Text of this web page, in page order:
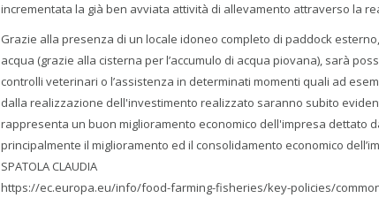
incrementata la già ben avviata attività di allevamento attraverso la
Grazie alla presenza di un locale idoneo completo di paddock
acqua (grazie alla cisterna per l’accumulo di acqua piovana), sarà
controlli veterinari o l’assistenza in determinati momenti quali ad
dalla realizzazione dell'investimento realizzato saranno subito
rappresenta un buon miglioramento economico dell'impresa dettato
principalmente il miglioramento ed il consolidamento economico
SPATOLA CLAUDIA
https://ec.europa.eu/info/food-farming-fisheries/key-policies/